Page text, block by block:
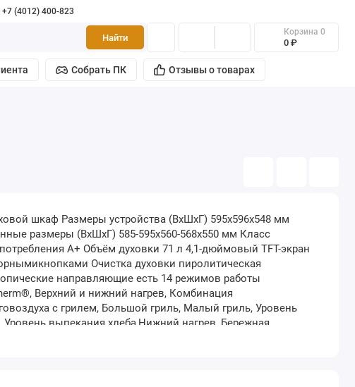
+7 (4012) 400-823
Найти
Корзина 0
0 ₽
Собрать ПК Отзывы о товарах
шкаф Размеры устройства (ВхШхГ) 595x596x548 мм
размеры (ВхШхГ) 585-595х560-568х550 мм Класс
A+ Объём духовки 71 л 4,1-дюймовый TFT-экран
Очистка духовки пиролитическая
направляющие есть 14 режимов работы
Верхний и нижний нагрев, Комбинация
с грилем, Большой гриль, Малый гриль, Уровень
выпекания хлеба,Нижний нагрев, Бережная